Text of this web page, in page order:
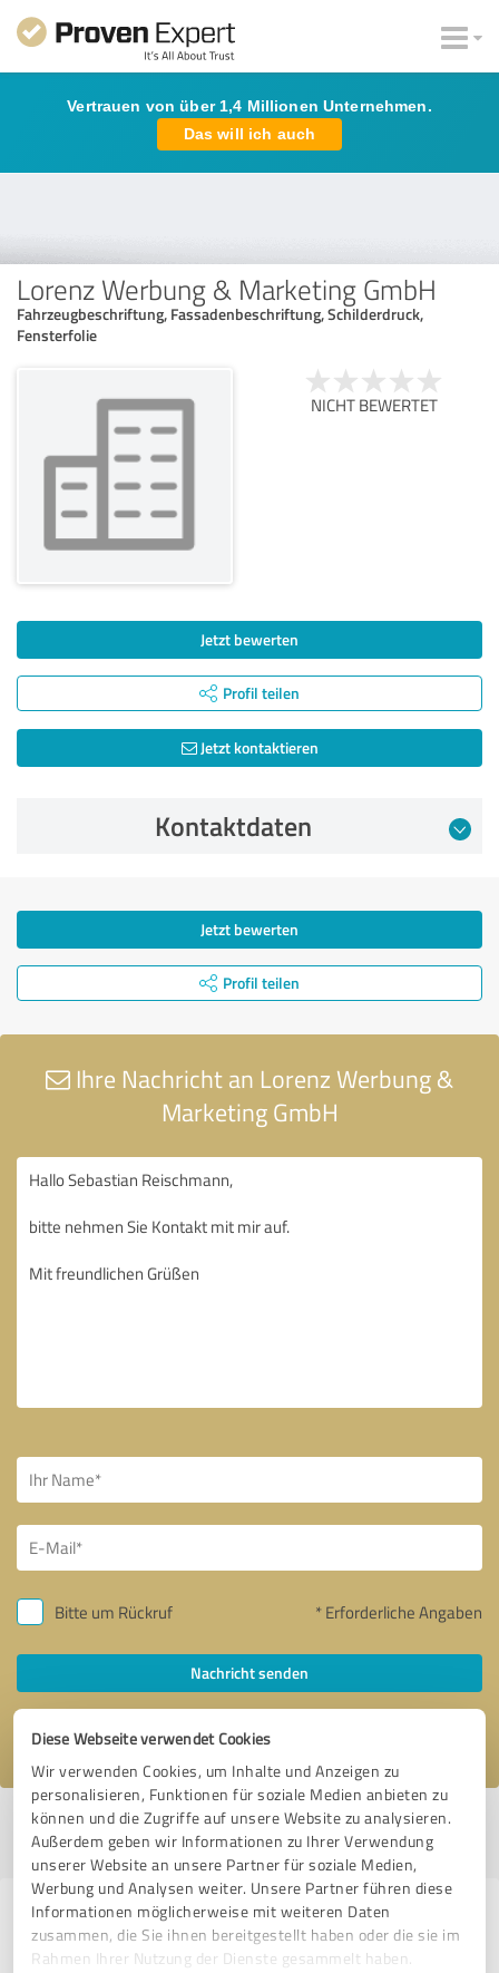
Diese Webseite verwendet Cookies
Wir verwenden Cookies, um Inhalte und Anzeigen zu
personalisieren, Funktionen für soziale Medien anbieten zu
können und die Zugriffe auf unsere Website zu analysieren.
Außerdem geben wir Informationen zu Ihrer Verwendung
unserer Website an unsere Partner für soziale Medien,
Werbung und Analysen weiter. Unsere Partner führen diese
Informationen möglicherweise mit weiteren Daten
zusammen, die Sie ihnen bereitgestellt haben oder die sie im
Rahmen Ihrer Nutzung der Dienste gesammelt haben.
Vertrauen von über 1,4 Millionen Unternehmen.
Das will ich auch
Lorenz Werbung & Marketing GmbH
Fahrzeugbeschriftung, Fassadenbeschriftung, Schilderdruck,
Fensterfolie
NICHT BEWERTET
Jetzt bewerten
Profil teilen
Jetzt kontaktieren
Kontaktdaten
Jetzt bewerten
Profil teilen
Ihre Nachricht an Lorenz Werbung &
Marketing GmbH
Bitte um Rückruf * Erforderliche Angaben
Nachricht senden
Ich stimme den Datenschutzbestimmungen
Profil aktiv seit 24.07.2025 |Letzte Aktualisierung: 13.03.2026|Profil
melden
Erfahrungen zu weiteren
Anbietern aus dem Bereich